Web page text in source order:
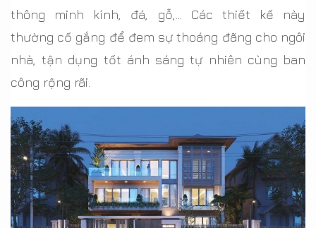
thông minh kính, đá, gỗ,… Các thiết kế này
thường cố gắng để đem sự thoáng đãng cho ngôi
nhà, tận dụng tốt ánh sáng tự nhiên cùng ban
công rộng rãi.